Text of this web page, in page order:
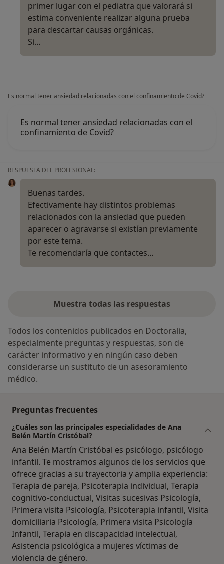
primer lugar con el pediatra que valorará si
estima conveniente realizar alguna prueba
para descartar causas orgánicas.
Si…
Es normal tener ansiedad relacionadas con el confinamiento de Covid?
Es normal tener ansiedad relacionadas con el
confinamiento de Covid?
RESPUESTA DEL PROFESIONAL:
Buenas tardes.
Efectivamente hay distintos problemas
relacionados con la ansiedad que pueden
aparecer o agravarse si existían previamente
por este tema.
Te recomendaría que contactes…
Muestra todas las respuestas
Todos los contenidos publicados en Doctoralia,
especialmente preguntas y respuestas, son de
carácter informativo y en ningún caso deben
considerarse un sustituto de un asesoramiento
médico.
Preguntas frecuentes
¿Cuáles son las principales especialidades de Ana
Belén Martín Cristóbal?
Ana Belén Martín Cristóbal es psicólogo, psicólogo
infantil. Te mostramos algunos de los servicios que
ofrece gracias a su trayectoria y amplia experiencia:
Terapia de pareja, Psicoterapia individual, Terapia
cognitivo-conductual, Visitas sucesivas Psicología,
Primera visita Psicología, Psicoterapia infantil, Visita
domiciliaria Psicología, Primera visita Psicología
Infantil, Terapia en discapacidad intelectual,
Asistencia psicológica a mujeres víctimas de
violencia de género.